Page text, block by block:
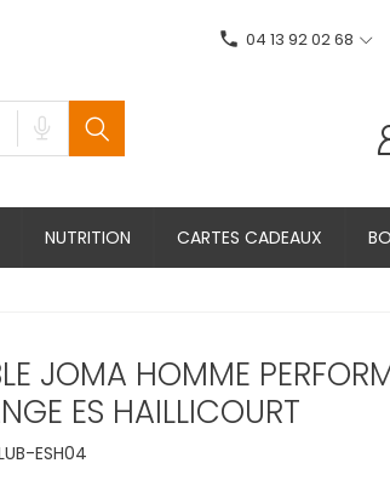
phone 04 13 92 02 68
NUTRITION CARTES CADEAUX
JOMA HOMME
ES HAILLICOURT
ESH04